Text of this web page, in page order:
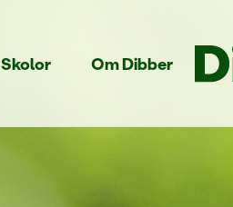
Skolor Om Dibber